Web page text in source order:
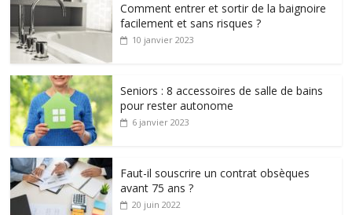
Comment entrer et sortir de la baignoire
facilement et sans risques ?
10 janvier 2023
Seniors : 8 accessoires de salle de bains
pour rester autonome
6 janvier 2023
Faut-il souscrire un contrat obsèques
avant 75 ans ?
20 juin 2022